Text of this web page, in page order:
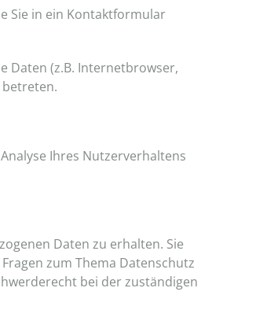
Sie in ein Kontaktformular
Daten (z.B. Internetbrowser,
Ihres Nutzerverhaltens
Daten zu erhalten. Sie
zum Thema Datenschutz
bei der zuständigen